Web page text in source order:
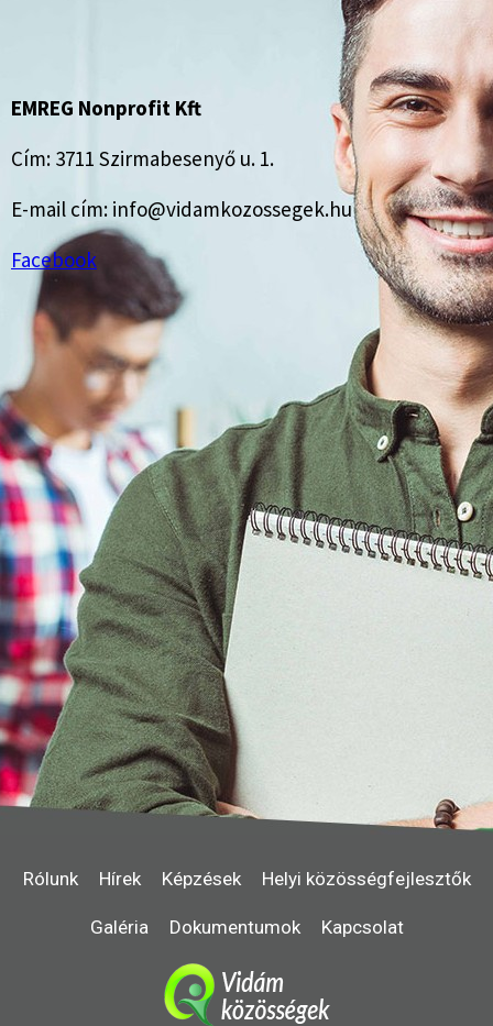
EMREG Nonprofit Kft
Cím: 3711 Szirmabesenyő u. 1.
E-mail cím: info@vidamkozossegek.hu
Facebook
Rólunk Hírek Képzések Helyi közösségfejlesztők
Galéria Dokumentumok Kapcsolat